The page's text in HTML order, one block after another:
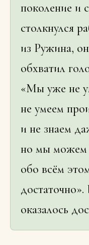
поколение и
столкнулся
из Ружина,
обхватил
«Мы уже не
не умеем
и не знаем
но мы можем
обо всём
оказалось